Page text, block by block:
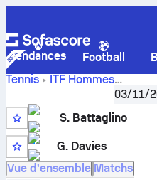
Tendances Football
Tennis
ITF Hommes
Greece F7, Singles
directStefano Battaglino
face à face
03/11/
1
S. Battaglino
G. Davies
Vue d'ensemble Matchs